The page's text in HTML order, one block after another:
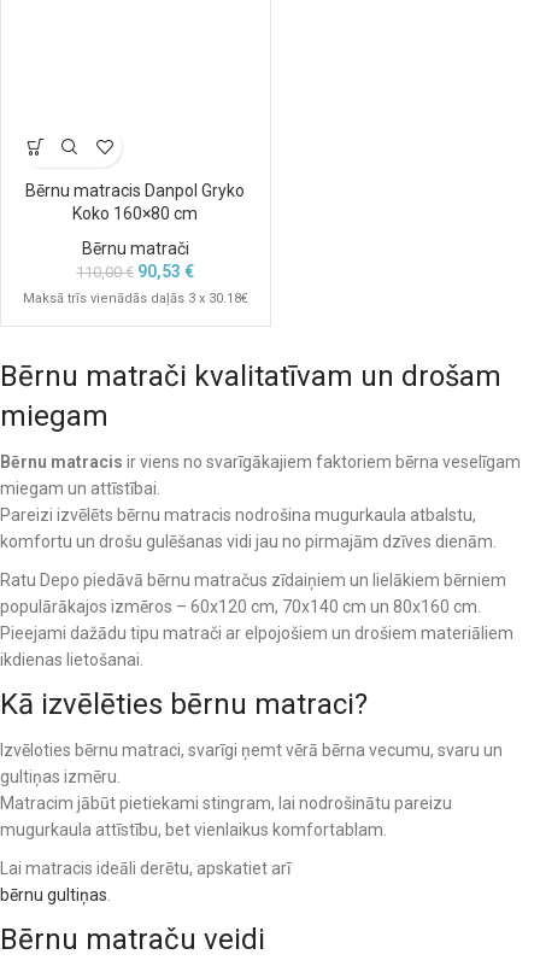
Bērnu matracis Danpol Gryko
Koko 160×80 cm
Bērnu matrači
110,00€ 90,53€
Maksā trīs vienādās daļās 3 x 30.18€
Bērnu matrači kvalitatīvam un drošam
miegam
Bērnu matracis ir viens no svarīgākajiem faktoriem bērna veselīgam
miegam un attīstībai.
Pareizi izvēlēts bērnu matracis nodrošina mugurkaula atbalstu,
komfortu un drošu gulēšanas vidi jau no pirmajām dzīves dienām.
Ratu Depo piedāvā bērnu matračus zīdaiņiem un lielākiem bērniem
populārākajos izmēros – 60x120 cm, 70x140 cm un 80x160 cm.
Pieejami dažādu tipu matrači ar elpojošiem un drošiem materiāliem
ikdienas lietošanai.
Kā izvēlēties bērnu matraci?
Izvēloties bērnu matraci, svarīgi ņemt vērā bērna vecumu, svaru un
gultiņas izmēru.
Matracim jābūt pietiekami stingram, lai nodrošinātu pareizu
mugurkaula attīstību, bet vienlaikus komfortablam.
Lai matracis ideāli derētu, apskatiet arī
bērnu gultiņas
Bērnu matraču veidi